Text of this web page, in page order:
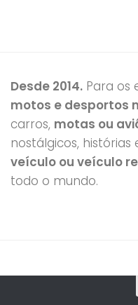
Desde 2014. Para os
motos e desportos
carros, motas ou
nostálgicos,
veículo ou veículo
todo o mundo.